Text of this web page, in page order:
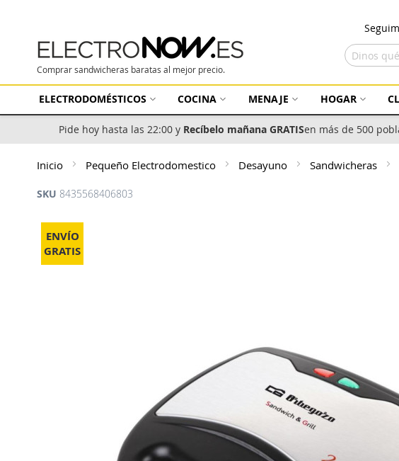
Comprar sandwicheras baratas al mejor precio.
ELECTRODOMÉSTICOS COCINA MENAJE HOGAR
Pide hoy hasta las 22:00 y Recíbelo mañana GRATISen más de 500
Inicio Pequeño Electrodomestico Desayuno Sandwicheras
ENVÍO
GRATIS
SKU 8435568406803
Saltar
final
de